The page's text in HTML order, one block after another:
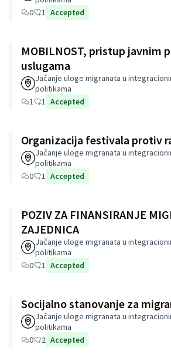
0
1 Accepted
MOBILNOST, pristup javnim
uslugama
Jačanje uloge migranata u
politikama
1
1 Accepted
Organizacija festivala protiv
Jačanje uloge migranata u
politikama
0
1 Accepted
POZIV ZA FINANSIRANJE
ZAJEDNICA
Jačanje uloge migranata u
politikama
0
1 Accepted
Socijalno stanovanje za
Jačanje uloge migranata u
politikama
0
2 Accepted